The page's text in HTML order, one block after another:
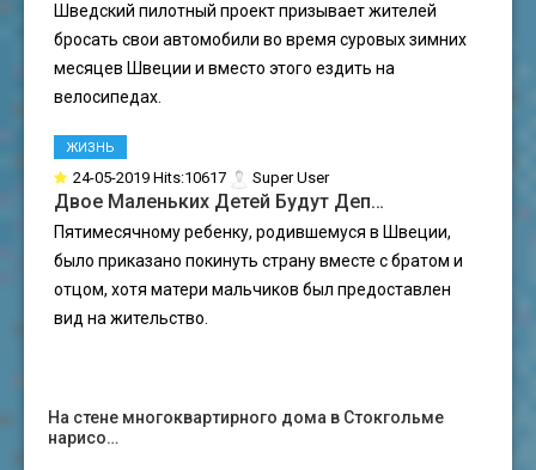
Шведский пилотный проект призывает жителей
бросать свои автомобили во время суровых зимних
месяцев Швеции и вместо этого ездить на
велосипедах.
24-05-2019 Hits:10617
ЖИЗНЬ
Super User
Двое Маленьких Детей Будут Деп…
Пятимесячному ребенку, родившемуся в Швеции,
было приказано покинуть страну вместе с братом и
отцом, хотя матери мальчиков был предоставлен
вид на жительство.
На стене многоквартирного дома в Стокгольме
нарисо…